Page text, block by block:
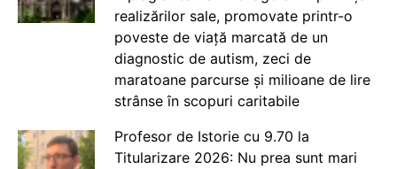
realizărilor sale, promovate printr-o
poveste de viață marcată de un
diagnostic de autism, zeci de
maratoane parcurse și milioane de lire
strânse în scopuri caritabile
Profesor de Istorie cu 9.70 la
Titularizare 2026: Nu prea sunt mari